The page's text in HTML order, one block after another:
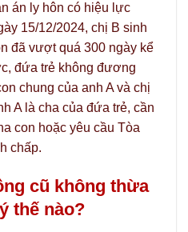
án ly hôn có hiệu lực
15/12/2024, chị B sinh
đã vượt quá 300 ngày kể
đứa trẻ không đương
chung của anh A và chị
A là cha của đứa trẻ, cần
con hoặc yêu cầu Tòa
chấp.
cũ không thừa
thế nào?